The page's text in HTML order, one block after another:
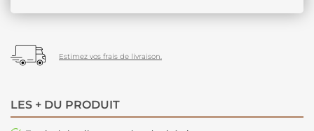
Estimez vos frais de livraison.
LES + DU PRODUIT